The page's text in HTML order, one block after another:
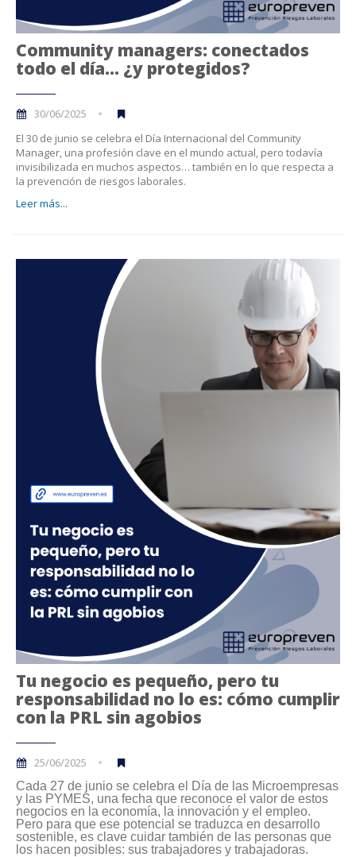
Community managers: conectados
todo el día… ¿y protegidos?
30/06/2025
El 30 de junio se celebra el Día Internacional del Community
Manager, una profesión clave en el mundo actual, pero todavía
invisibilizada en muchos aspectos… también en lo que respecta a
la prevención de riesgos laborales.
Leer más...
Tu negocio es pequeño, pero tu
responsabilidad no lo es: cómo cumplir
con la PRL sin agobios
25/06/2025
Cada 27 de junio se celebra el Día de las Microempresas
y las PYMES, una fecha que reconoce el valor de estos
negocios en la economía, la innovación y el empleo.
Pero para que ese potencial se traduzca en desarrollo
sostenible, es clave cuidar también de las personas que
los hacen posibles: sus trabajadores y trabajadoras.